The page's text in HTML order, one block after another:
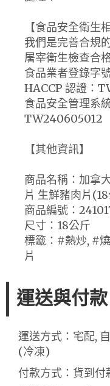
【食品安全衛生
我們是完善合規
屠宰衛生檢查合
食品業者登錄字
HACCP 認證：
食品安全管理系
TW240605012
【其他資訊】
商品名稱：加拿
片 生鮮豬肉片
商品編號：
尺寸：18公斤
標籤：#熱炒, #
片
運送與付款
運送方式：宅配,
(冷凍)
付款方式：貨到付